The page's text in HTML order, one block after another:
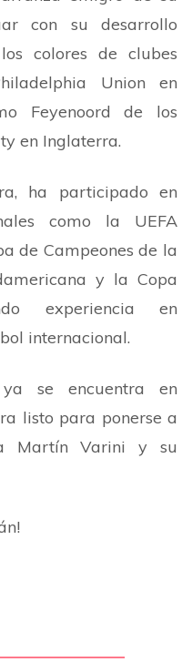
con su desarrollo
colores de clubes
Union en
Feyenoord de los
en Inglaterra.
ha participado en
como la UEFA
de Campeones de la
y la Copa
experiencia en
internacional.
se encuentra en
listo para ponerse a
Martín Varini y su